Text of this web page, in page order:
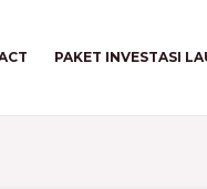
PAKET INVESTASI